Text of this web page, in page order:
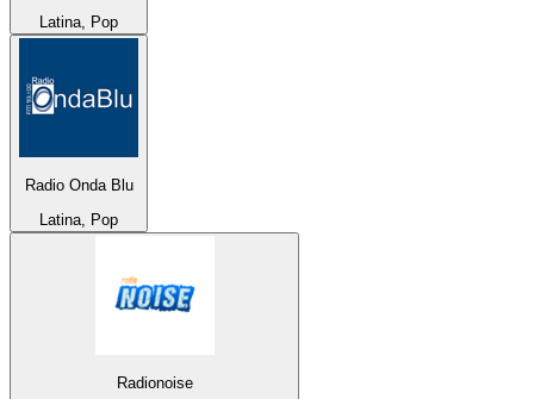
Latina, Pop
Radio Onda Blu
Latina, Pop
Radionoise